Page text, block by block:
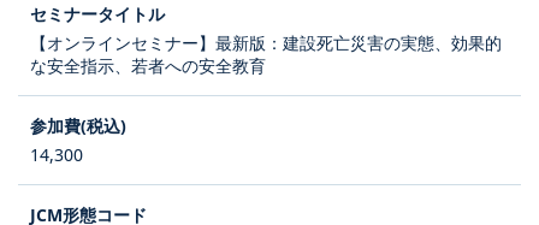
【オンラインセミナー】最新版：建設死亡災害の実態、効果的
な安全指示、若者への安全教育
14,300